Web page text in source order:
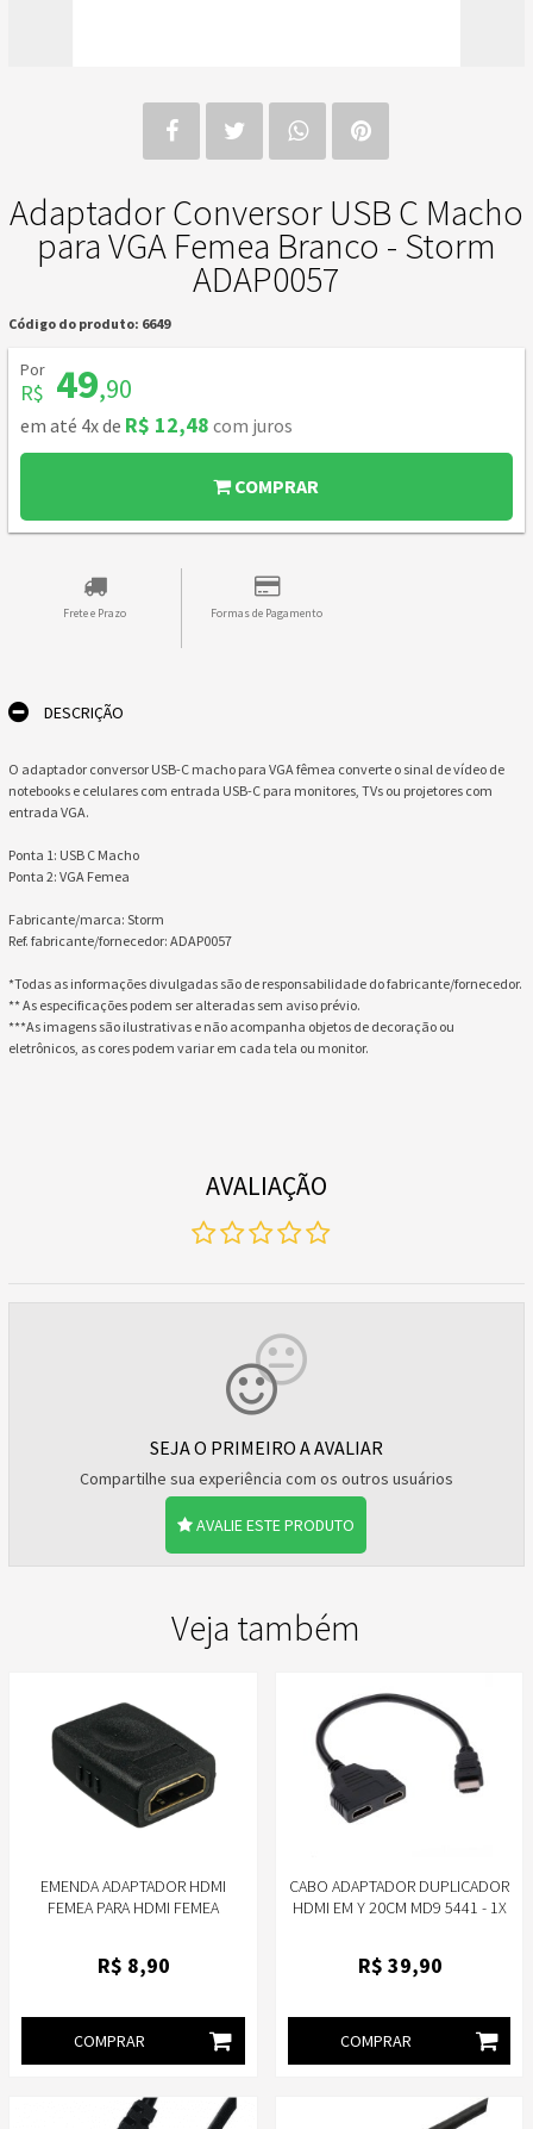
Adaptador Conversor USB C Macho
para VGA Femea Branco - Storm
ADAP0057
Código do produto: 6649
Por
R$ 49,90
em até 4x de R$ 12,48 com juros
COMPRAR
Frete e Prazo Formas de Pagamento
DESCRIÇÃO
O adaptador conversor USB-C macho para VGA fêmea converte o sinal de vídeo de
notebooks e celulares com entrada USB-C para monitores, TVs ou projetores com
entrada VGA.
Ponta 1: USB C Macho
Ponta 2: VGA Femea
Fabricante/marca: Storm
Ref. fabricante/fornecedor: ADAP0057
*Todas as informações divulgadas são de responsabilidade do fabricante/fornecedor.
** As especificações podem ser alteradas sem aviso prévio.
***As imagens são ilustrativas e não acompanha objetos de decoração ou
eletrônicos, as cores podem variar em cada tela ou monitor.
AVALIAÇÃO
SEJA O PRIMEIRO A AVALIAR
Compartilhe sua experiência com os outros usuários
AVALIE ESTE PRODUTO
Veja também
EMENDA ADAPTADOR HDMI
FEMEA PARA HDMI FEMEA
R$ 8,90
COMPRAR
CABO ADAPTADOR DUPLICADOR
HDMI EM Y 20CM MD9 5441 - 1X
R$ 39,90
COMPRAR